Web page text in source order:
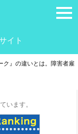
イト
ク』の違いとは。障害者雇
います。